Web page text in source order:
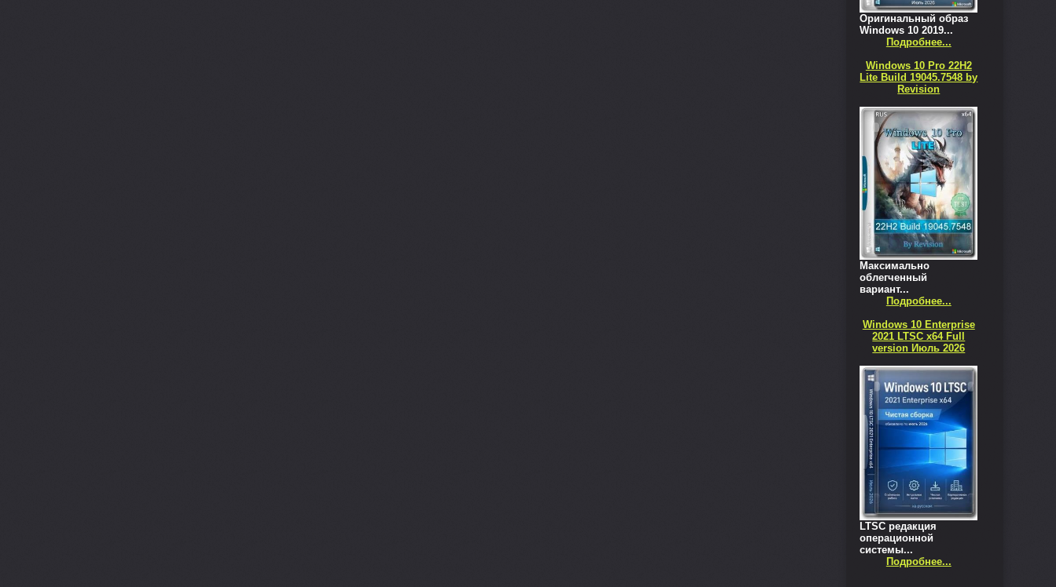
Оригинальный образ
Windows 10 2019...
Подробнее...
Windows 10 Pro 22H2
Lite Build 19045.7548 by
Revision
Максимально
облегченный
вариант...
Подробнее...
Windows 10 Enterprise
2021 LTSC x64 Full
version Июль 2026
LTSC редакция
операционной
системы...
Подробнее...